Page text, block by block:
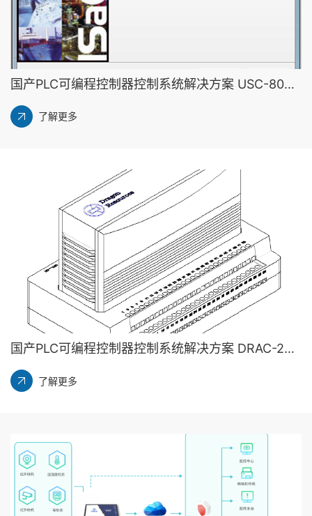
国产PLC可编程控制器控制系统解决方案 USC-8000 软件-WB-安装与新建丨龙鼎源
了解更多
国产PLC可编程控制器控制系统解决方案 DRAC-200 硬件特性丨龙鼎源
了解更多